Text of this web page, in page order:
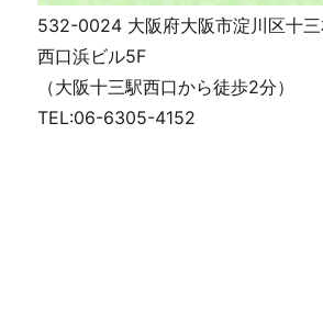
532-0024 大阪府大阪市淀川区十
西口浜ビル5F
（大阪十三駅西口から徒歩2分）
TEL:06-6305-4152